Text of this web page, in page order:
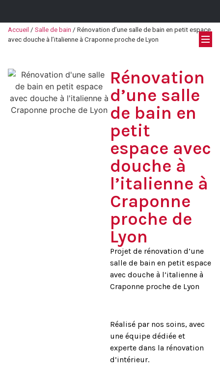
Accueil / Salle de bain / Rénovation d’une salle de bain en petit espace
avec douche à l’italienne à Craponne proche de Lyon
Rénovation
d’une salle
de bain en
petit
espace avec
douche à
l’italienne à
Craponne
proche de
Lyon
Projet de rénovation d’une
salle de bain en petit espace
avec douche à l’italienne à
Craponne proche de Lyon
Réalisé par nos soins, avec
une équipe dédiée et
experte dans la rénovation
d’intérieur.